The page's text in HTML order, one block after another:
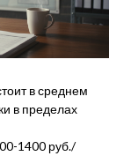
в среднем
в пределах
1400 руб./